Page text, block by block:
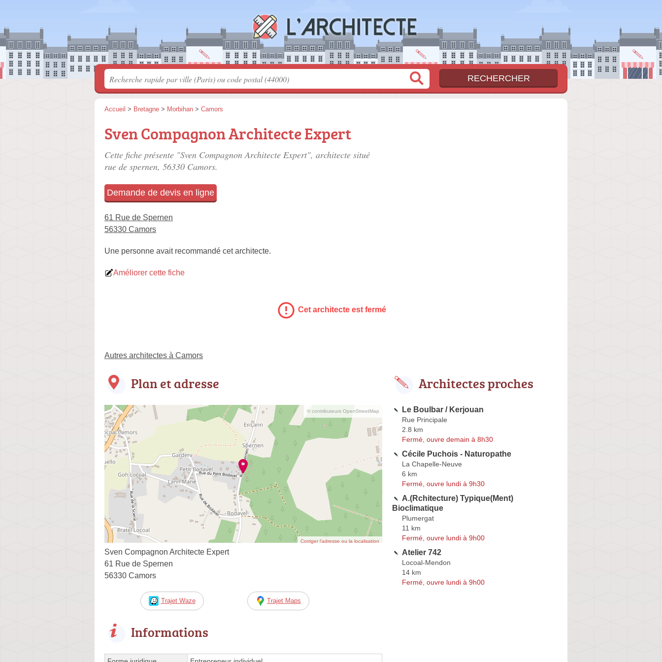
Accueil > Bretagne > Morbihan > Camors
Sven Compagnon Architecte Expert
Cette fiche présente "Sven Compagnon Architecte Expert", architecte situé
rue de spernen, 56330 Camors.
Demande de devis en ligne
61 Rue de Spernen
56330 Camors
Une personne avait recommandé cet architecte.
Améliorer cette fiche
Cet architecte est fermé
Autres architectes à Camors
Plan et adresse
© contributeurs OpenStreetMap
Corriger l’adresse ou la localisation
Sven Compagnon Architecte Expert
61 Rue de Spernen
56330 Camors
Trajet Waze Trajet Maps
Informations
Architectes proches
Le Boulbar / Kerjouan
Rue Principale
2.8 km
Fermé, ouvre demain à 8h30
Cécile Puchois - Naturopathe
La Chapelle-Neuve
6 km
Fermé, ouvre lundi à 9h30
A.(Rchitecture) Typique(Ment)
Bioclimatique
Plumergat
11 km
Fermé, ouvre lundi à 9h00
Atelier 742
Locoal-Mendon
14 km
Fermé, ouvre lundi à 9h00